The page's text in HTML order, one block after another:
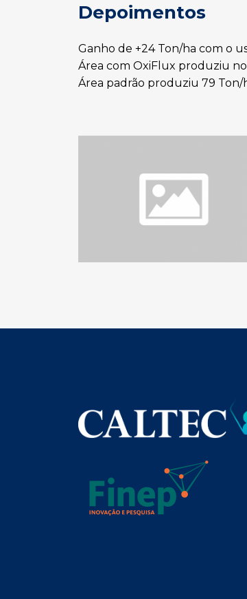
Depoimentos
Ganho de +24 Ton/ha com o
Área com OxiFlux produziu
Área padrão produziu 79 Ton/